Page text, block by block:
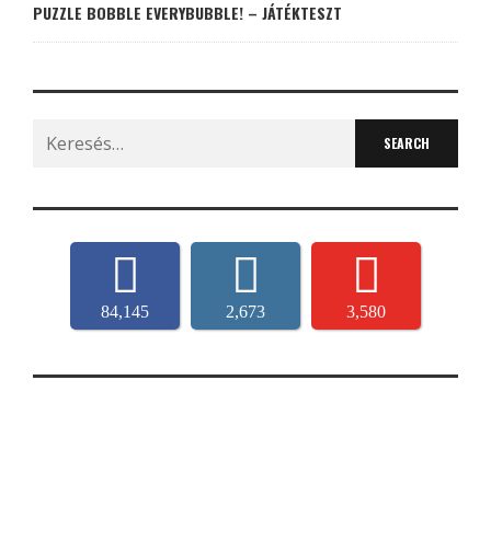
PUZZLE BOBBLE EVERYBUBBLE! – JÁTÉKTESZT
Search
for:
84,145 2,673 3,580